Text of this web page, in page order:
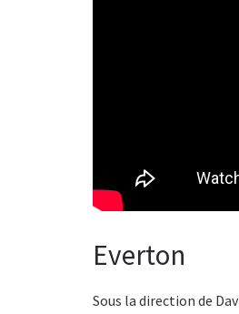
Everton
Sous la direction de